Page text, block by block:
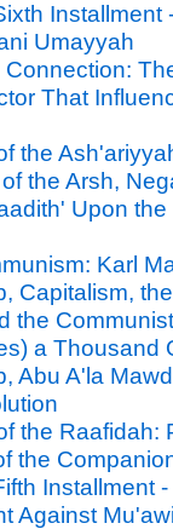
Installment
Umayyah
That
the
the Arsh,
Upon the
Karl
Capitalism,
the
a Thousand
Abu A'la
the Raafidah:
the
Installment
Against